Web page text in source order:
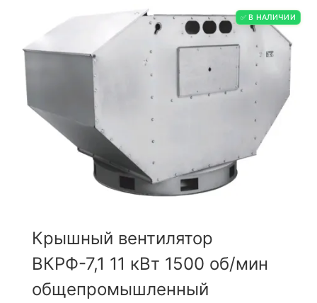
✅ В НАЛИЧИИ
Крышный вентилятор
ВКРФ-7,1 11 кВт 1500 об/мин
общепромышленный